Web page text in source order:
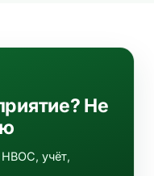
Не
НВОС, учёт,